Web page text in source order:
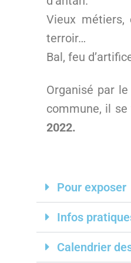
Vieux métiers,
terroir…
Bal, feu
Organisé par
commune, il
2022.
Pour exposer
Infos
Calendrier